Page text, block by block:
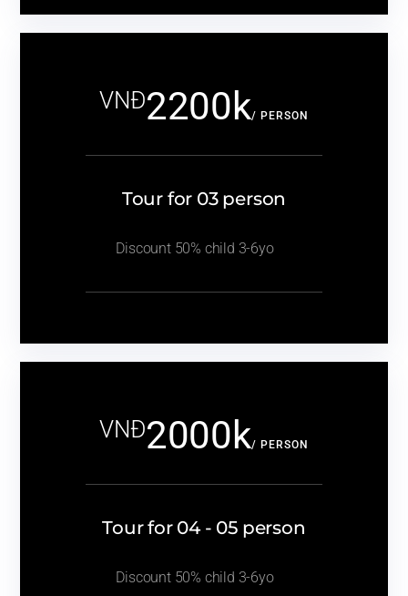
VNĐ2200k/ PERSON
Tour for 03 person
Discount 50% child 3-6yo
VNĐ2000k/ PERSON
Tour for 04 - 05 person
Discount 50% child 3-6yo